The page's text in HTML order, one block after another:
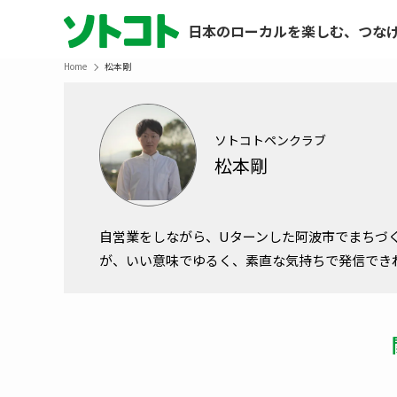
日本のローカルを楽しむ、つな
Home 松本剛
ソトコトペンクラブ
松本剛
自営業をしながら、Uターンした阿波市でまち
が、いい意味でゆるく、素直な気持ちで発信で